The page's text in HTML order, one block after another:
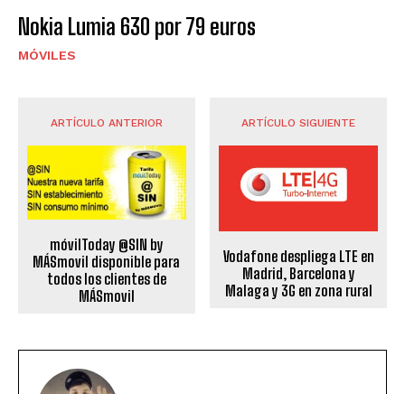
Nokia Lumia 630 por 79 euros
MÓVILES
ARTÍCULO ANTERIOR
móvilToday @SIN by
MÁSmovil disponible para
todos los clientes de
MÁSmovil
ARTÍCULO SIGUIENTE
Vodafone despliega LTE en
Madrid, Barcelona y
Malaga y 3G en zona rural